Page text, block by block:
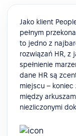
Jako klient
pełnym
to jedno z
rozwiązań HR, z
spełnienie
dane HR są
miejscu – koniec
między
niezliczonymi